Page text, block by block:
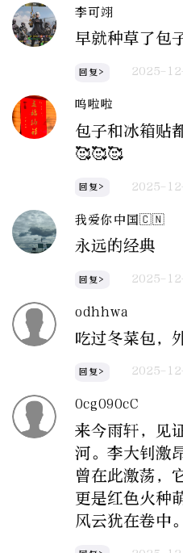
李可翊
早就种草了包
回复> 2025-
呜啦啦
包子和冰箱贴
🥰🥰🥰
回复> 2025-
我爱你中国🇨🇳
永远的经典
回复> 2025-
odhhwa
吃过冬菜包，
回复> 2025-
0cg090cC
来今雨轩，见
河。李大钊激
曾在此激荡，
更是红色火种
风云犹在卷中。